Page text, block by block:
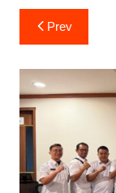
Navigasi
pos
Prev